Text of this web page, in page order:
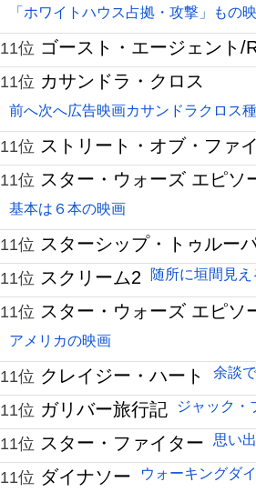
「ホワイトハウス占拠・攻撃」もの
11位 ゴースト・エージェント/
11位 カサンドラ・クロス
前へ次へ広告映画カサンドラクロス
11位 ストリート・オブ・ファ
11位 スター・ウォーズ エピソ
基本は６本の映画
11位 スターシップ・トゥルー
11位 スクリーム2 随所に垣間見
11位 スター・ウォーズ エピソ
アメリカの映画
11位 クレイジー・ハート 余談
11位 ガリバー旅行記 ジャック・
11位 スター・ファイター 思い
11位 ダイナソー ウォーキングダ